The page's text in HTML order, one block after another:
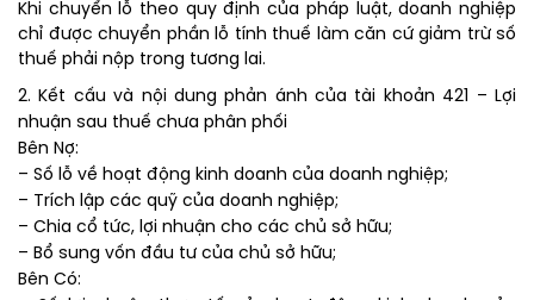
Khi chuyển lỗ theo quy định của pháp luật, doanh nghiệp
chỉ được chuyển phần lỗ tính thuế làm căn cứ giảm trừ số
thuế phải nộp trong tương lai.
2. Kết cấu và nội dung phản ánh của tài khoản 421 – Lợi
nhuận sau thuế chưa phân phối
Bên Nợ:
– Số lỗ về hoạt động kinh doanh của doanh nghiệp;
– Trích lập các quỹ của doanh nghiệp;
– Chia cổ tức, lợi nhuận cho các chủ sở hữu;
– Bổ sung vốn đầu tư của chủ sở hữu;
Bên Có: